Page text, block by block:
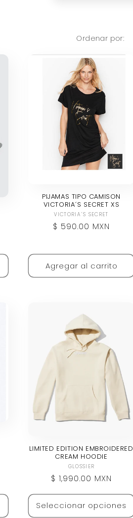
Ordenar por:
PIJAMAS TIPO CAMISON
VICTORIA´S SECRET XS
Proveedor:
VICTORIA´S SECRET
Precio
$ 590.00 MXN
Agregar al carrito
LIMITED EDITION EMBROIDERED
CREAM HOODIE
Proveedor:
GLOSSIER
Precio
$ 1,990.00 MXN
Seleccionar opciones